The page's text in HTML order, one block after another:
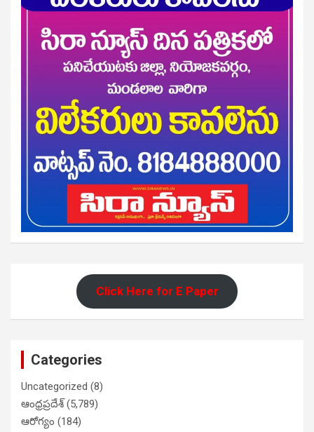
Click Here for E Paper
Categories
Uncategorized (8)
ఆంధ్రప్రదేశ్(5,789)
ఆరోగ్యం (184)